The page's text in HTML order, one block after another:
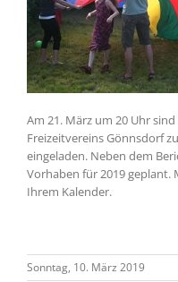
Am 21. März um 20 Uhr
Freizeitvereins Gönnsdorf
eingeladen. Neben dem
Vorhaben für 2019 geplant.
Ihrem Kalender.
Sonntag, 10. März 2019